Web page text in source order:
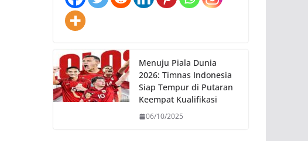
Menuju Piala Dunia
2026: Timnas Indonesia
Siap Tempur di Putaran
Keempat Kualifikasi
06/10/2025